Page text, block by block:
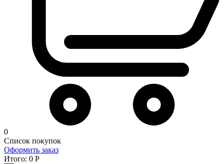
0
Список покупок
Оформить заказ
Итого: 0 Р